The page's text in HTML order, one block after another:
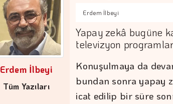
Erdem İlbeyi
Tüm Yazıları
Erdem İlbeyi
Yapay zekâ bugüne
televizyon
Konuşulmaya da
bundan sonra yapay
icat edilip bir süre